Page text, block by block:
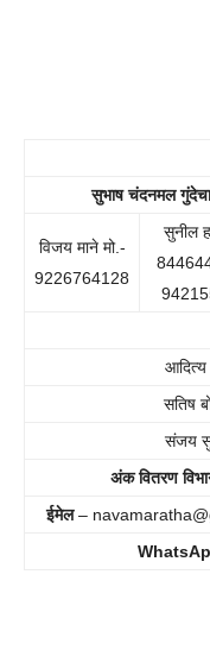
सुभाष चंदनमल गुंदेचा
विजय माने मो.-
9226764128
सुनील
सतिष
संजय
अंक वितरण
ईमेल–